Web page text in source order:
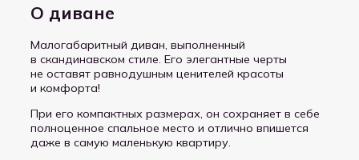
О диване
Малогабаритный диван, выполненный
в скандинавском стиле. Его элегантные черты
не оставят равнодушным ценителей красоты
и комфорта!
При его компактных размерах, он сохраняет в себе
полноценное спальное место и отлично впишется
даже в самую маленькую квартиру.